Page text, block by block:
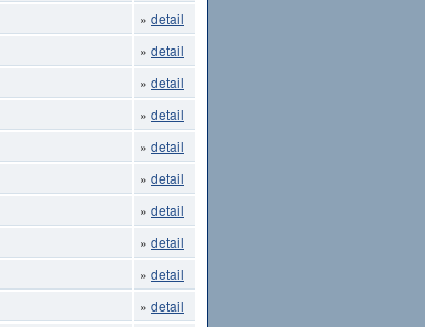
» detail
» detail
» detail
» detail
» detail
» detail
» detail
» detail
» detail
» detail